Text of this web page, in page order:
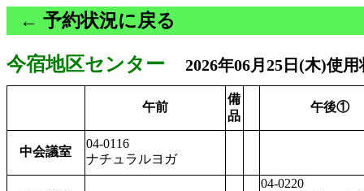
← 予約状況に戻る
今宿地区センター 2026年06月25日(木)使用
午前
備
品
午後①
中会議室
04-0116
ナチュラルヨガ
04-0220